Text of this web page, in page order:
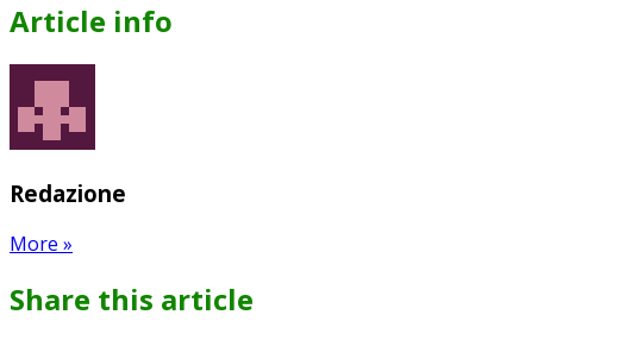
Article info
Redazione
More »
Share this article